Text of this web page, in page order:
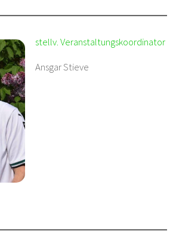
stellv. Veranstaltungskoordinator
Ansgar Stieve